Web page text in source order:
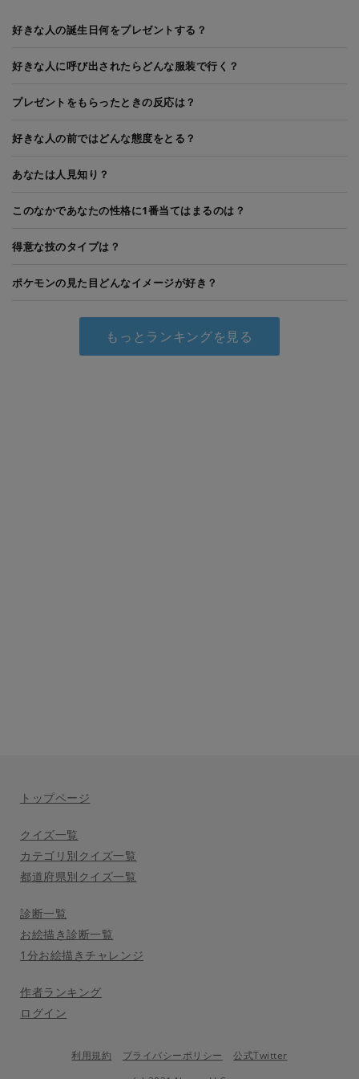
好きな人の誕生日何をプレゼントする？
好きな人に呼び出されたらどんな服装で行く？
プレゼントをもらったときの反応は？
好きな人の前ではどんな態度をとる？
あなたは人見知り？
このなかであなたの性格に1番当てはまるのは？
得意な技のタイプは？
ポケモンの見た目どんなイメージが好き？
もっとランキングを見る
トップページ
クイズ一覧
カテゴリ別クイズ一覧
都道府県別クイズ一覧
診断一覧
お絵描き診断一覧
1分お絵描きチャレンジ
作者ランキング
ログイン
利用規約 プライバシーポリシー
公式Twitter